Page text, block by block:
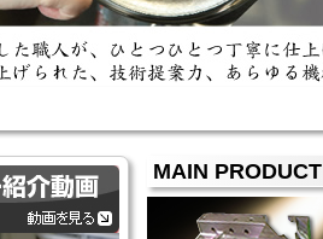
MAIN PRODUCT